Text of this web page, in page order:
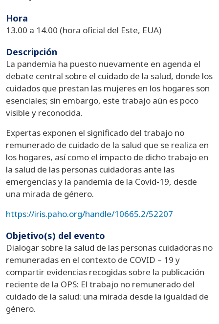
Hora
13.00 a 14.00 (hora oficial del Este, EUA)
Descripción
La pandemia ha puesto nuevamente en agenda el
debate central sobre el cuidado de la salud, donde los
cuidados que prestan las mujeres en los hogares son
esenciales; sin embargo, este trabajo aún es poco
visible y reconocida.
Expertas exponen el significado del trabajo no
remunerado de cuidado de la salud que se realiza en
los hogares, así como el impacto de dicho trabajo en
la salud de las personas cuidadoras ante las
emergencias y la pandemia de la Covid-19, desde
una mirada de género.
https://iris.paho.org/handle/10665.2/52207
Objetivo(s) del evento
Dialogar sobre la salud de las personas cuidadoras no
remuneradas en el contexto de COVID – 19 y
compartir evidencias recogidas sobre la publicación
reciente de la OPS: El trabajo no remunerado del
cuidado de la salud: una mirada desde la igualdad de
género.